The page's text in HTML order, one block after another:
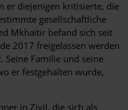
er diejenigen kritisierte, die
gesellschaftliche
Mkhaïtir befand sich seit
2017 freigelassen werden
Seine Familie und seine
er festgehalten wurde,
in Zivil, die sich als